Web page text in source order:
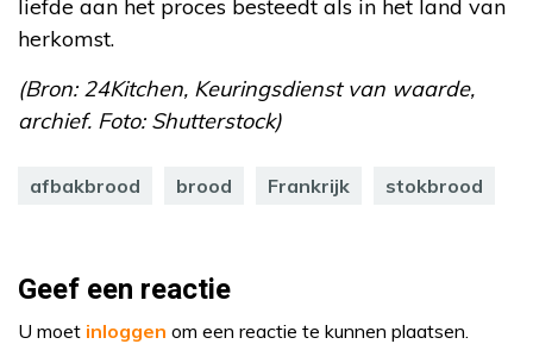
liefde aan het proces besteedt als in het land van
herkomst.
(Bron: 24Kitchen, Keuringsdienst van waarde,
archief. Foto: Shutterstock)
afbakbrood brood Frankrijk stokbrood
Geef een reactie
U moet inloggen om een reactie te kunnen plaatsen.